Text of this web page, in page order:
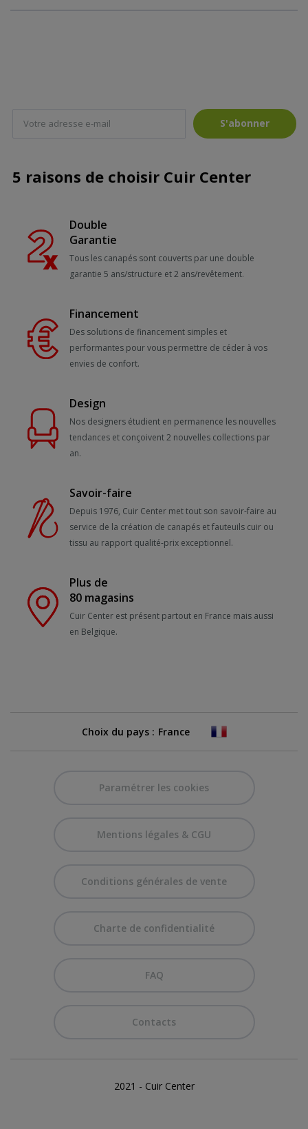
S'abonner
5 raisons de choisir Cuir Center
Double
Garantie
Tous les canapés sont couverts par une double
garantie 5 ans/structure et 2 ans/revêtement.
Financement
Des solutions de financement simples et
performantes pour vous permettre de céder à vos
envies de confort.
Design
Nos designers étudient en permanence les nouvelles
tendances et conçoivent 2 nouvelles collections par
an.
Savoir-faire
Depuis 1976, Cuir Center met tout son savoir-faire au
service de la création de canapés et fauteuils cuir ou
tissu au rapport qualité-prix exceptionnel.
Plus de
80 magasins
Cuir Center est présent partout en France mais aussi
en Belgique.
Choix du pays :
Paramétrer les cookies
Mentions légales & CGU
Conditions générales de vente
Charte de confidentialité
FAQ
Contacts
2021 - Cuir Center